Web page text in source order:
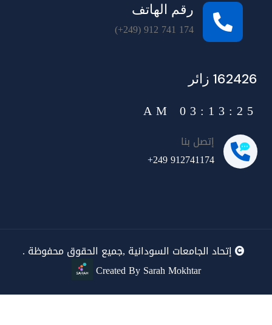
رقم الهاتف
(+249) 912 741 174
162426 زائر
03:13:25 AM
إتصل بنا
+249 912741174
إتحاد الجامعات السودانية ,جميع الحقوق محفوظة .
Created By Sarah Mokhtar